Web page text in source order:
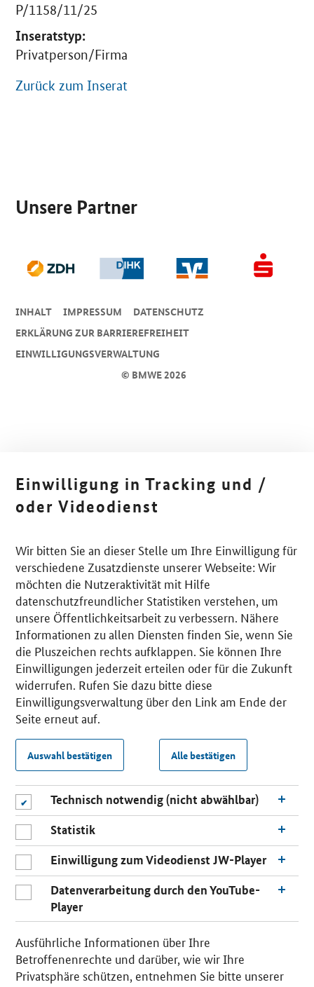
P/1158/11/25
Inseratstyp:
Privatperson/Firma
Zurück zum Inserat
Unsere Partner
© BMWE 2026
INHALT IMPRESSUM
DA­TEN­SCHUTZ
ERKLÄRUNG ZUR BARRIEREFREIHEIT
EINWILLIGUNGSVERWALTUNG
Einwilligung in Tracking und /
oder Videodienst
Wir bitten Sie an dieser Stelle um Ihre Einwilligung für
verschiedene Zusatzdienste unserer Webseite: Wir
möchten die Nutzeraktivität mit Hilfe
datenschutzfreundlicher Statistiken verstehen, um
unsere Öffentlichkeitsarbeit zu verbessern. Nähere
Informationen zu allen Diensten finden Sie, wenn Sie
die Pluszeichen rechts aufklappen. Sie können Ihre
Einwilligungen jederzeit erteilen oder für die Zukunft
widerrufen. Rufen Sie dazu bitte diese
Einwilligungsverwaltung über den Link am Ende der
Seite erneut auf.
Auswahl bestätigen Alle bestätigen
Technisch notwendig (nicht abwählbar)
Statistik
Einwilligung zum Videodienst JW-Player
Datenverarbeitung durch den YouTube-
Player
Ausführliche Informationen über Ihre
Betroffenenrechte und darüber, wie wir Ihre
Privatsphäre schützen, entnehmen Sie bitte unserer